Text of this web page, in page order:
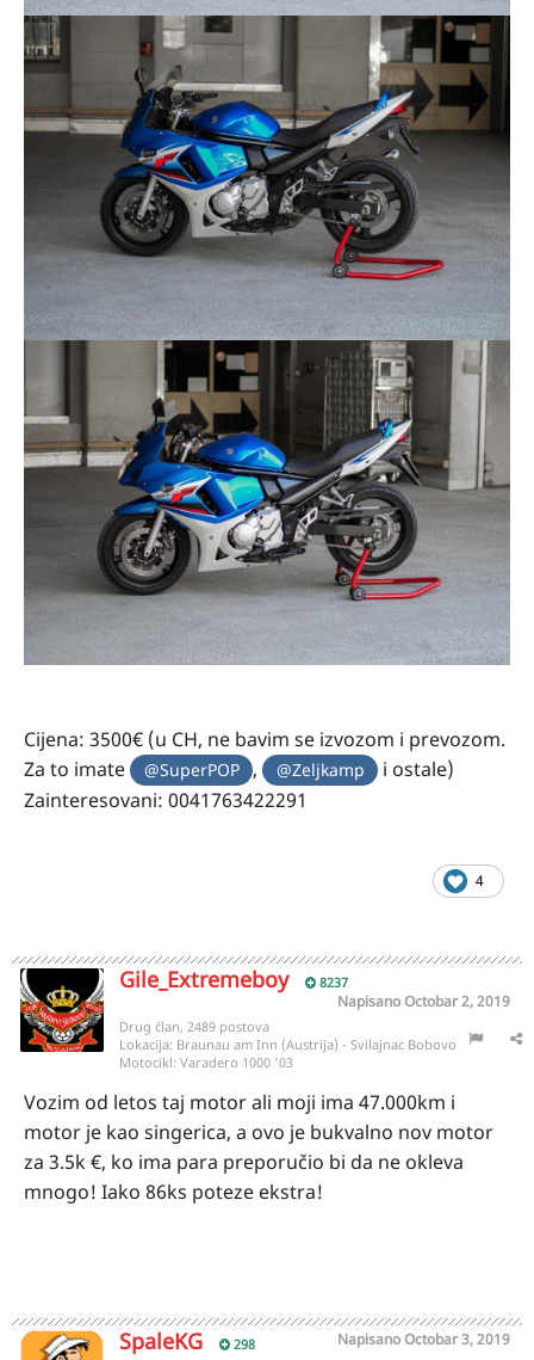
Cijena: 3500€ (u CH, ne bavim se izvozom i prevozom.
Za to imate
@SuperPOP , @Zeljkamp
i ostale)
Zainteresovani: 0041763422291
4
Gile_Extremeboy 8237
NapisanoOctobar 2, 2019
Drug član, 2489 postova
Lokacija: Braunau am Inn (Austrija) - Svilajnac Bobovo
Motocikl: Varadero 1000 '03
Vozim od letos taj motor ali moji ima 47.000km i
motor je kao singerica, a ovo je bukvalno nov motor
za 3.5k €, ko ima para preporučio bi da ne okleva
mnogo! Iako 86ks poteze ekstra!
SpaleKG 298 NapisanoOctobar 3, 2019